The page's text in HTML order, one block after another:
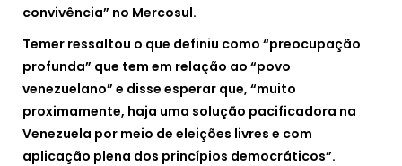
convivência” no Mercosul.
Temer ressaltou o que definiu como “preocupação
profunda” que tem em relação ao “povo
venezuelano” e disse esperar que, “muito
proximamente, haja uma solução pacificadora na
Venezuela por meio de eleições livres e com
aplicação plena dos princípios democráticos”.